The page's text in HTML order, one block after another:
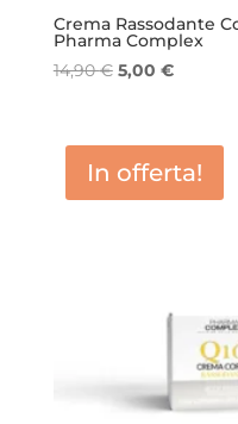
Crema Rassodante
Pharma Complex
14,90€ Il
era:
14,90 €.
5,00 €Il
è:
5,00 €.
In offerta!